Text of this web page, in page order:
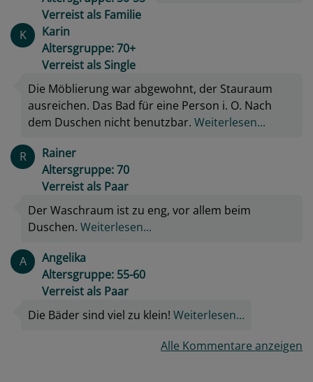
Verreist als Familie
K
Karin
Altersgruppe: 70+
Verreist als Single
Die Möblierung war abgewohnt, der Stauraum
ausreichen. Das Bad für eine Person i. O. Nach
dem Duschen nicht benutzbar. Weiterlesen...
R
Rainer
Altersgruppe: 70
Verreist als Paar
Der Waschraum ist zu eng, vor allem beim
Duschen. Weiterlesen...
A
Angelika
Altersgruppe: 55-60
Verreist als Paar
Die Bäder sind viel zu klein! Weiterlesen...
Alle Kommentare anzeigen